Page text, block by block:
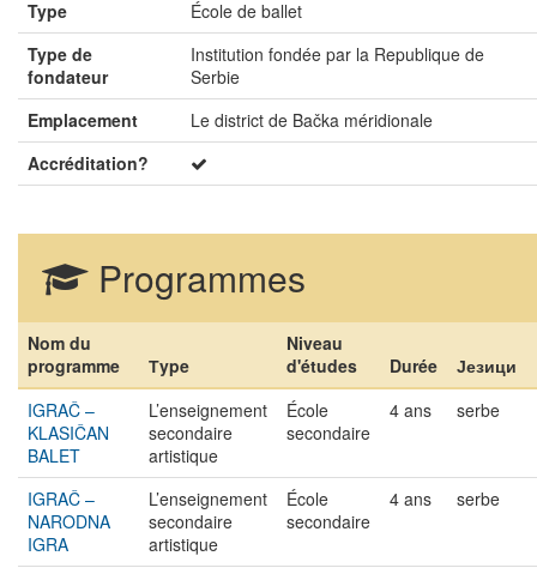
Type
École de ballet
Type de
fondateur
Institution fondée par la Republique de
Serbie
Emplacement
Le district de Bačka méridionale
Accréditation?
Programmes
Nom du
programme
Тype
Niveau
d'études
Durée
Језици
IGRAČ –
KLASIČAN
BALET
L’enseignement
secondaire
artistique
École
secondaire
4 ans serbe
IGRAČ –
NARODNA
IGRA
L’enseignement
secondaire
artistique
École
secondaire
4 ans serbe